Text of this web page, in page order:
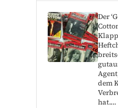
Der
dem
hat.…